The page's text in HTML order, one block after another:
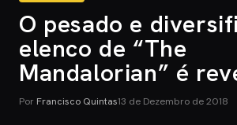
O pesado e
elenco de “The
Mandalorian” é
Por Francisco Quintas13 de Dezembro de 2018